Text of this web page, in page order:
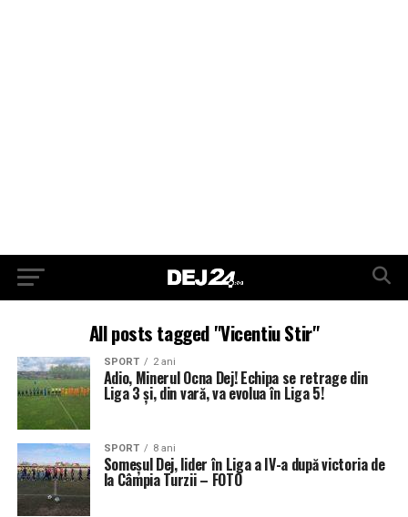
All posts tagged "Vicentiu Stir"
SPORT 2 ani
Adio, Minerul Ocna Dej! Echipa se retrage din
Liga 3 și, din vară, va evolua în Liga 5!
SPORT 8 ani
Someşul Dej, lider în Liga a IV-a după victoria de
la Câmpia Turzii – FOTO